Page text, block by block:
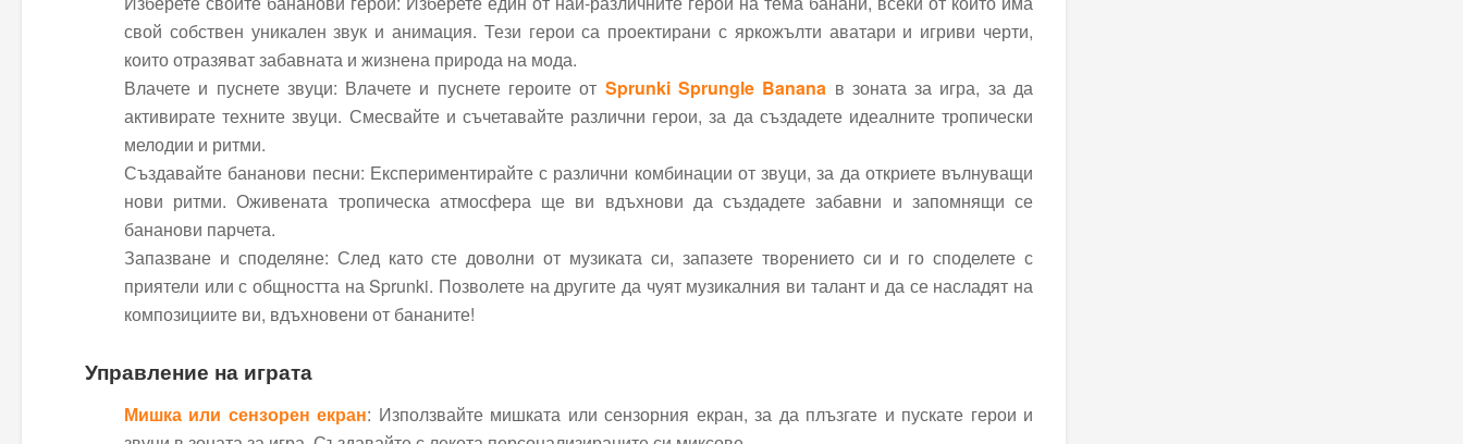
свой собствен уникален звук и анимация. Тези герои са проектирани с яркожълти аватари и игриви черти,
които отразяват забавната и жизнена природа на мода.
Влачете и пуснете звуци: Влачете и пуснете героите от Sprunki Sprungle Banana в зоната за игра, за да
активирате техните звуци. Смесвайте и съчетавайте различни герои, за да създадете идеалните тропически
мелодии и ритми.
Създавайте бананови песни: Експериментирайте с различни комбинации от звуци, за да откриете вълнуващи
нови ритми. Оживената тропическа атмосфера ще ви вдъхнови да създадете забавни и запомнящи се
бананови парчета.
Запазване и споделяне: След като сте доволни от музиката си, запазете творението си и го споделете с
приятели или с общността на Sprunki. Позволете на другите да чуят музикалния ви талант и да се насладят на
композициите ви, вдъхновени от бананите!
Управление на играта
Мишка или сензорен екран: Използвайте мишката или сензорния екран, за да плъзгате и пускате герои и